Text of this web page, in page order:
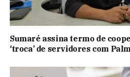
Sumaré assina termo de
‘troca’ de servidores com